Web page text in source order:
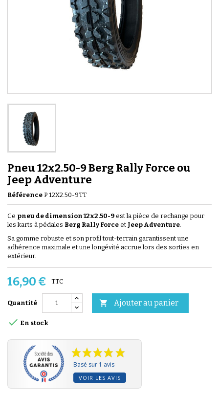
Pneu 12x2.50-9 Berg Rally Force ou
Jeep Adventure
Référence P 12X2.50-9TT
Ce pneu de dimension 12x2.50-9 est la pièce de rechange pour
les karts à pédales Berg Rally Force et Jeep Adventure
Sa gomme robuste et son profil tout-terrain garantissent une
adhérence maximale et une longévité accrue lors des sorties en
extérieur.
16,90 € TTC
Quantité  Ajouter au panier
 En stock
Basé sur 1 avis
VOIR LES AVIS